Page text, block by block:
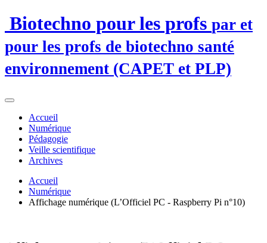
Biotechno pour les profs par et
pour les profs de biotechno santé
environnement (CAPET et PLP)
Accueil
Numérique
Pédagogie
Veille scientifique
Archives
Accueil
Numérique
Affichage numérique (L’Officiel PC - Raspberry Pi n°10)